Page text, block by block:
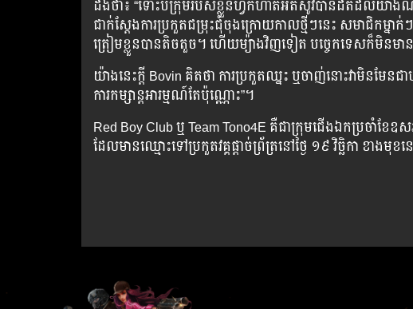
ដឹង​ថា៖ “ទោះ​បី​ក្រុម​របស់​ខ្លួន​ហ្វឹក​ហាត់​អត់​សូវ​បាន​ដិតដល់​យ៉ាង​ណា
ជាក់​ស្តែង​ការ​ប្រកួត​ជម្រុះ​ជុំ​ចុងក្រោយ​កាល​ថ្មីៗ​នេះ សមាជិក​ម្ន
ត្រៀម​ខ្លួន​បាន​តិច​តួច។ ហើយ​ម្យ៉ាង​វិញ​ទៀត បច្ចេកទេស​ក៏​មិន​មាន​
យ៉ាង​នេះ​ក្ដី​ Bovin គិត​ថា​ ការ​ប្រកួត​ឈ្នះ ឬ​ចាញ់​នោះ​វា​មិន​មែន​ជ
ការ​កម្សាន្ត​អារម្មណ៍​តែ​ប៉ុណ្ណោះ”។
Red Boy Club ឬ Team Tono4E គឺ​ជា​ក្រុម​ជើង​ឯក​ប្រចាំ​ខ
ដែល​មាន​ឈ្មោះ​ទៅ​ប្រកួត​វគ្គ​ផ្ដាច់ព្រ័ត្រ​នៅ​ថ្ងៃ ១៩ វិច្ឆិកា ខាង​មុខ​